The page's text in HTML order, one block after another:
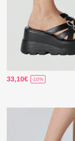
33,10€ -10%